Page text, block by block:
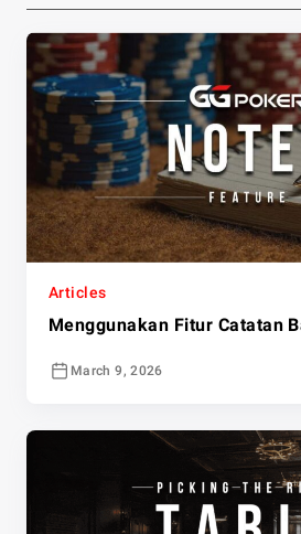
Articles
Menggunakan Fitur Catatan
March 9, 2026